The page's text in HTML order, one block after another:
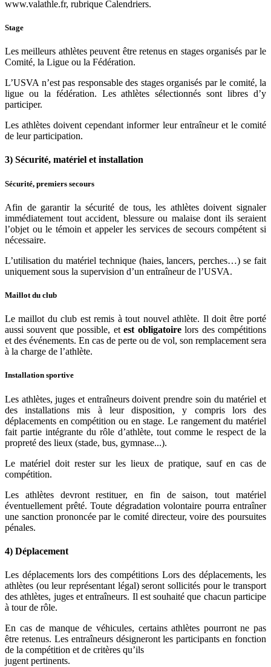
www.valathle.fr, rubrique Calendriers.
Stage
Les meilleurs athlètes peuvent être retenus en stages organisés par le
Comité, la Ligue ou la Fédération.
L’USVA n’est pas responsable des stages organisés par le comité, la
ligue ou la fédération. Les athlètes sélectionnés sont libres d’y
participer.
Les athlètes doivent cependant informer leur entraîneur et le comité
de leur participation.
3) Sécurité, matériel et installation
Sécurité, premiers secours
Afin de garantir la sécurité de tous, les athlètes doivent signaler
immédiatement tout accident, blessure ou malaise dont ils seraient
l’objet ou le témoin et appeler les services de secours compétent si
nécessaire.
L’utilisation du matériel technique (haies, lancers, perches…) se fait
uniquement sous la supervision d’un entraîneur de l’USVA.
Maillot du club
Le maillot du club est remis à tout nouvel athlète. Il doit être porté
aussi souvent que possible, etest obligatoirelors des compétitions
et des événements. En cas de perte ou de vol, son remplacement sera
à la charge de l’athlète.
Installation sportive
Les athlètes, juges et entraîneurs doivent prendre soin du matériel et
des installations mis à leur disposition, y compris lors des
déplacements en compétition ou en stage. Le rangement du matériel
fait partie intégrante du rôle d’athlète, tout comme le respect de la
propreté des lieux (stade, bus, gymnase...).
Le matériel doit rester sur les lieux de pratique, sauf en cas de
compétition.
Les athlètes devront restituer, en fin de saison, tout matériel
éventuellement prêté. Toute dégradation volontaire pourra entraîner
une sanction prononcée par le comité directeur, voire des poursuites
pénales.
4) Déplacement
Les déplacements lors des compétitions Lors des déplacements, les
athlètes (ou leur représentant légal) seront sollicités pour le transport
des athlètes, juges et entraîneurs. Il est souhaité que chacun participe
à tour de rôle.
En cas de manque de véhicules, certains athlètes pourront ne pas
être retenus. Les entraîneurs désigneront les participants en fonction
de la compétition et de critères qu’ils
jugent pertinents.